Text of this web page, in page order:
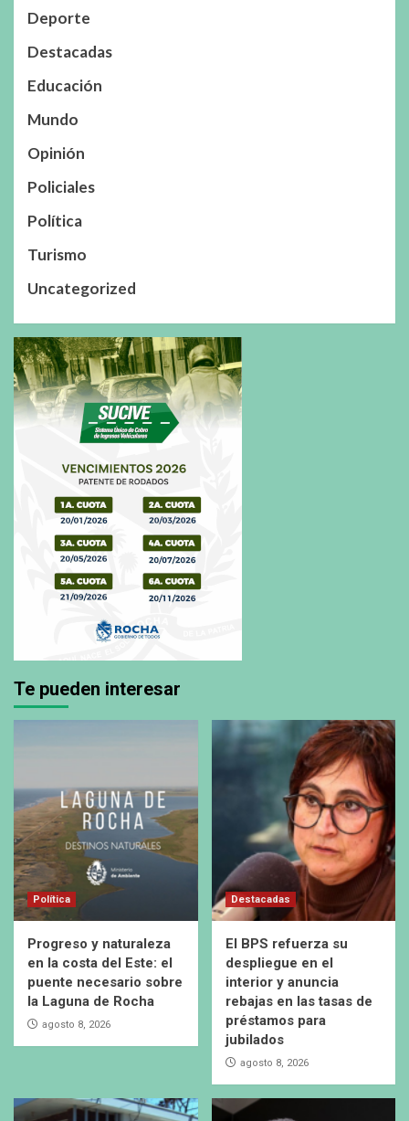
Deporte
Destacadas
Educación
Mundo
Opinión
Policiales
Política
Turismo
Uncategorized
Te pueden interesar
Política
Progreso y naturaleza
en la costa del Este: el
puente necesario sobre
la Laguna de Rocha
agosto 8, 2026
Destacadas
El BPS refuerza su
despliegue en el
interior y anuncia
rebajas en las tasas de
préstamos para
jubilados
agosto 8, 2026